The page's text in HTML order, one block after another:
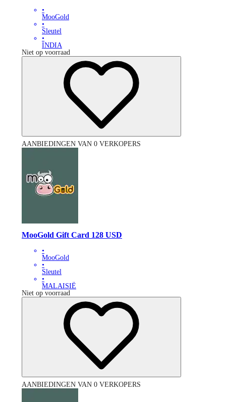
•
MooGold
•
Sleutel
•
INDIA
Niet op voorraad
AANBIEDINGEN VAN 0 VERKOPERS
MooGold Gift Card 128 USD
•
MooGold
•
Sleutel
•
MALAISIË
Niet op voorraad
AANBIEDINGEN VAN 0 VERKOPERS